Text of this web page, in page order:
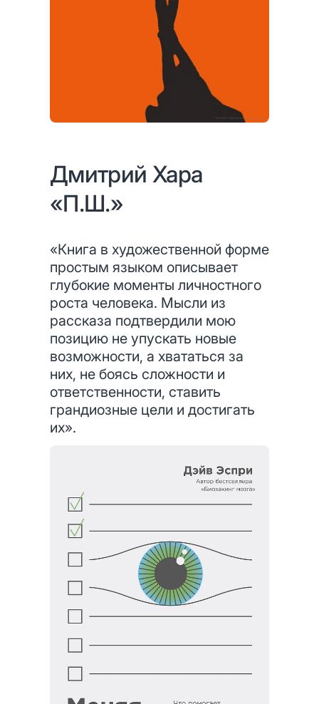
Дмитрий Хара
«П.Ш.»
«Книга в художественной форме
простым языком описывает
глубокие моменты личностного
роста человека. Мысли из
рассказа подтвердили мою
позицию не упускать новые
возможности, а хвататься за
них, не боясь сложности и
ответственности, ставить
грандиозные цели и достигать
их».